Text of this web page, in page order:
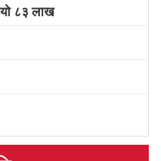
८३ लाख